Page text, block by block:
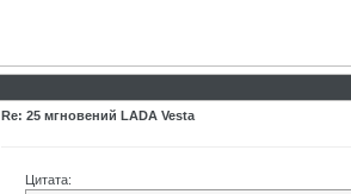
Re: 25 мгновений LADA Vesta
Цитата: